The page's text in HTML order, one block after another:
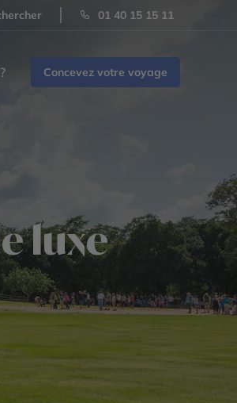
01 40 15 15 11
Concevez votre voyage
luxe